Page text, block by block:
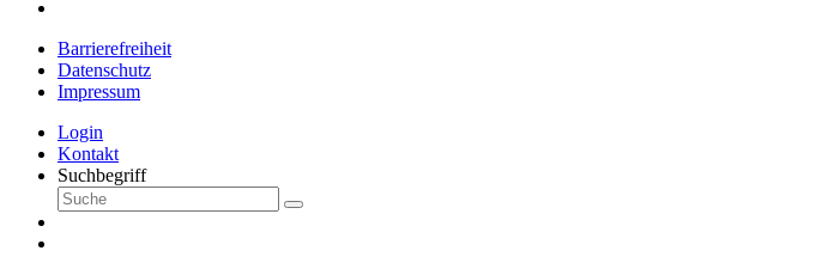
Barrierefreiheit
Datenschutz
Impressum
Login
Kontakt
Suchbegriff